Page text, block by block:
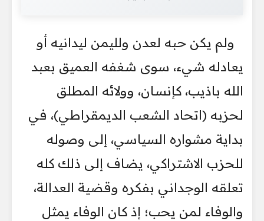
ولم يكن حبه لعدن ولليمن ليدانيه أو
يعادله شيء، سوى شغفه العميق بعبد
الله باذيب، كإنسان، وولائه المطلق
لحزبه (اتحاد الشعب الديمقراطي)، في
بداية مشواره السياسي، إلى وصوله
للحزب الاشتراكي، يضاف إلى ذلك كله
تعلقه الوجداني بفكره وقضية العدالة،
والوفاء لمن يحب؛ إذ كان الوفاء يمثل